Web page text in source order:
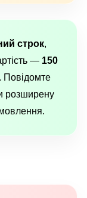
строк,
— 150
. Повідомте
розширену